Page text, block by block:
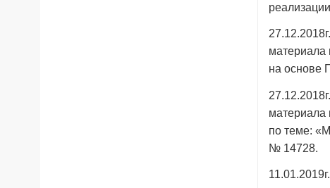
материала
на основе
материала
по теме:
№ 14728.